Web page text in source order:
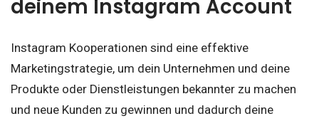
deinem Instagram Account
Instagram Kooperationen sind eine effektive
Marketingstrategie, um dein Unternehmen und deine
Produkte oder Dienstleistungen bekannter zu machen
und neue Kunden zu gewinnen und dadurch deine